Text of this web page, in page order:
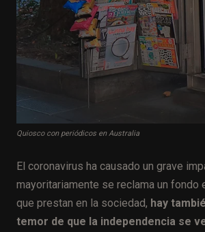
Quiosco con periódicos en Australia
El coronavirus ha causado un grave
mayoritariamente se reclama un
que prestan en la sociedad, hay
temor de que la independencia se